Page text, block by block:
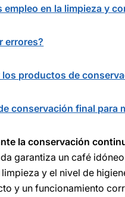
en la limpieza y
errores?
productos de
conservación final para
la conservación
garantiza un café
y el nivel de
y un funcionamiento